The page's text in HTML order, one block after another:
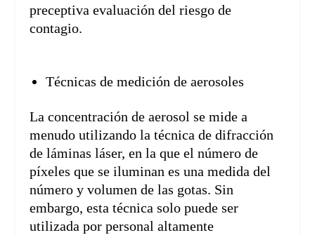
preceptiva evaluación del riesgo de
contagio.
Técnicas de medición de aerosoles
La concentración de aerosol se mide a
menudo utilizando la técnica de difracción
de láminas láser, en la que el número de
píxeles que se iluminan es una medida del
número y volumen de las gotas. Sin
embargo, esta técnica solo puede ser
utilizada por personal altamente